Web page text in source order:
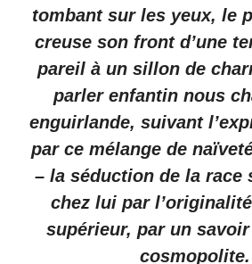
tombant sur les yeux, le
creuse son front d’une
pareil à un sillon de
parler enfantin nous
enguirlande, suivant
par ce mélange de
– la séduction de la race
chez lui par
supérieur, par un